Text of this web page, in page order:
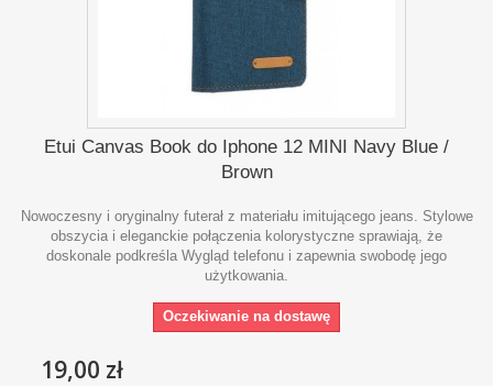
Etui Canvas Book do Iphone 12 MINI Navy Blue /
Brown
Nowoczesny i oryginalny futerał z materiału imitującego jeans. Stylowe
obszycia i eleganckie połączenia kolorystyczne sprawiają, że
doskonale podkreśla Wygląd telefonu i zapewnia swobodę jego
użytkowania.
Oczekiwanie na dostawę
19,00 zł